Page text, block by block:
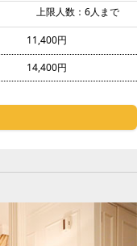
上限人数：6人まで
11,400円
14,400円